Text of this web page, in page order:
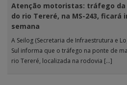
Atenção motoristas: tráfego da
do rio Tereré, na MS-243,
semana
A Seilog (Secretaria de Infraestrutura e
Sul informa que o tráfego na ponte de
rio Tereré, localizada na rodovia […]